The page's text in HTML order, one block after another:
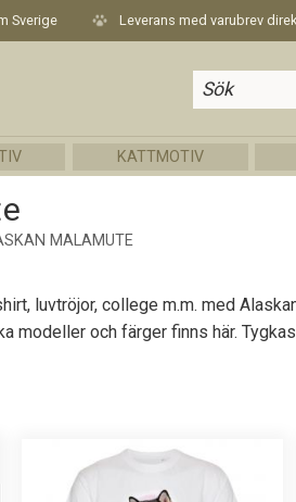
Sverige Leverans med varubrev
KATTMOTIV
MALAMUTE
luvtröjor, college m.m. med
modeller och färger finns här.